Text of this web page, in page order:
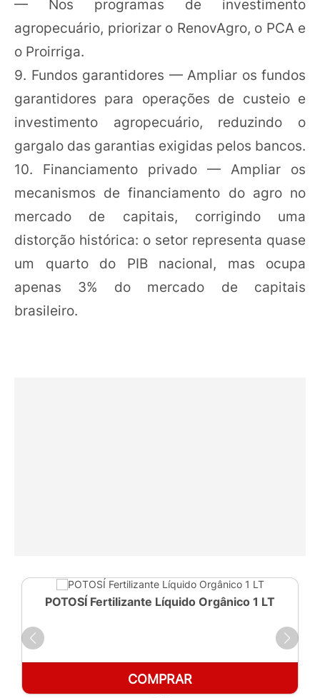
— Nos programas de investimento
agropecuário, priorizar o RenovAgro, o PCA e
o Proirriga.
9. Fundos garantidores — Ampliar os fundos
garantidores para operações de custeio e
investimento agropecuário, reduzindo o
gargalo das garantias exigidas pelos bancos.
10. Financiamento privado — Ampliar os
mecanismos de financiamento do agro no
mercado de capitais, corrigindo uma
distorção histórica: o setor representa quase
um quarto do PIB nacional, mas ocupa
apenas 3% do mercado de capitais
brasileiro.
POTOSÍ Fertilizante Líquido Orgânico 1 LT
COMPRAR